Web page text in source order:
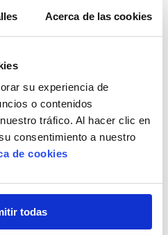
Acerca de las cookies
su experiencia de
o contenidos
tráfico. Al hacer clic en
consentimiento a nuestro
de cookies
todas
nosotros de forma fácil!
sin ningún coste para
de Apoyo a la